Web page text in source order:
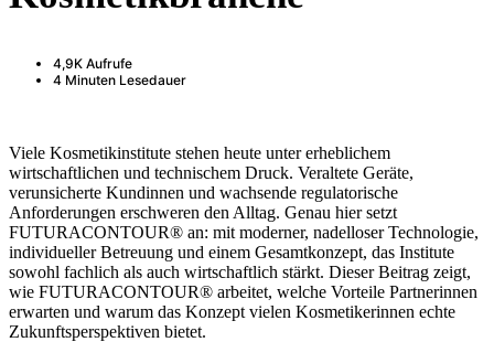
4,9K Aufrufe
4 Minuten Lesedauer
Viele Kosmetikinstitute stehen heute unter erheblichem
wirtschaftlichen und technischem Druck. Veraltete Geräte,
verunsicherte Kundinnen und wachsende regulatorische
Anforderungen erschweren den Alltag. Genau hier setzt
FUTURACONTOUR® an: mit moderner, nadelloser Technologie,
individueller Betreuung und einem Gesamtkonzept, das Institute
sowohl fachlich als auch wirtschaftlich stärkt. Dieser Beitrag zeigt,
wie FUTURACONTOUR® arbeitet, welche Vorteile Partnerinnen
erwarten und warum das Konzept vielen Kosmetikerinnen echte
Zukunftsperspektiven bietet.